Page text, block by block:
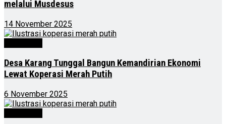
melalui Musdesus
14 November 2025
Desa Karang Tunggal Bangun Kemandirian Ekonomi
Lewat Koperasi Merah Putih
6 November 2025